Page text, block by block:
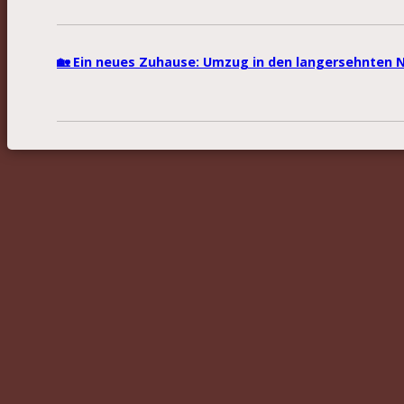
🏡 Ein neues Zuhause: Umzug in den langersehnten